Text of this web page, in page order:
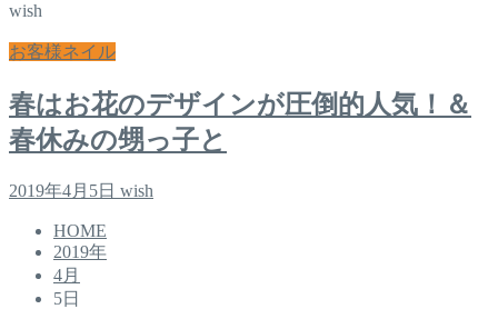
wish
お客様ネイル
春はお花のデザインが圧倒的人気！＆
春休みの甥っ子と
2019年4月5日 wish
HOME
2019年
4月
5日